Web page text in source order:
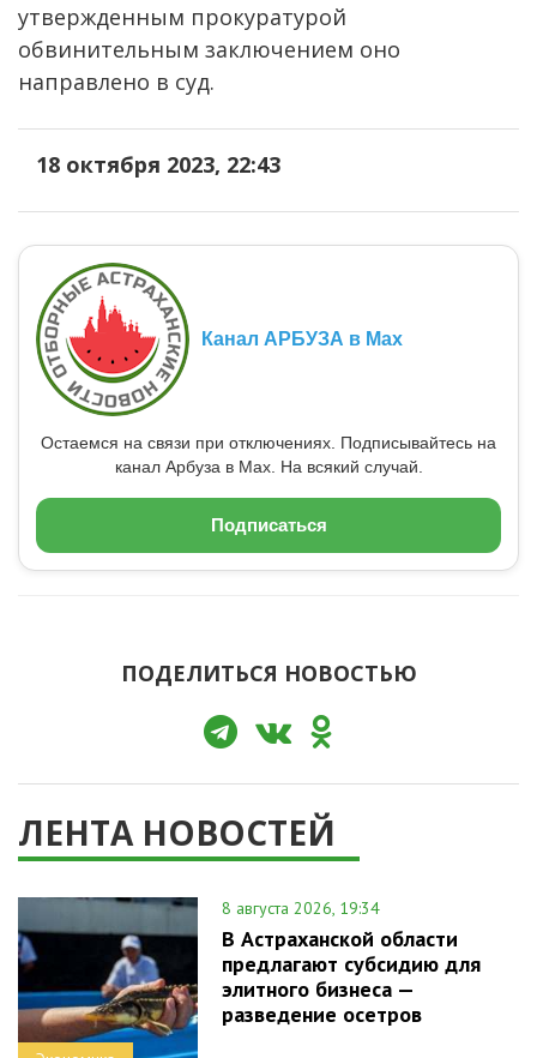
утвержденным прокуратурой
обвинительным заключением оно
направлено в суд.
18 октября 2023, 22:43
Канал АРБУЗА в Max
Остаемся на связи при отключениях. Подписывайтесь на
канал Арбуза в Max. На всякий случай.
Подписаться
ПОДЕЛИТЬСЯ НОВОСТЬЮ
ЛЕНТА НОВОСТЕЙ
8 августа 2026, 19:34
В Астраханской области
предлагают субсидию для
элитного бизнеса —
разведение осетров